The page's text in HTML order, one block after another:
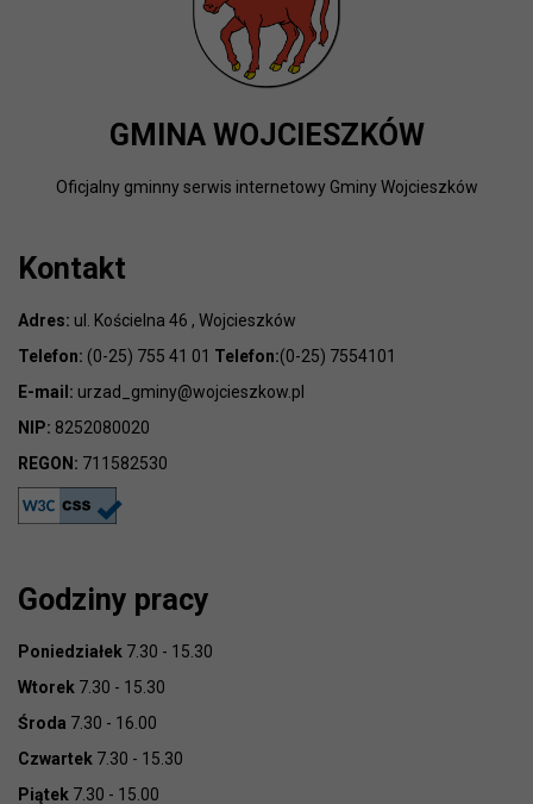
GMINA WOJCIESZKÓW
Oficjalny gminny serwis internetowy Gminy Wojcieszków
Kontakt
Adres: ul. Kościelna 46 , Wojcieszków
Telefon: (0-25) 755 41 01 Telefon:(0-25) 7554101
E-mail: urzad_gminy@wojcieszkow.pl
NIP: 8252080020
REGON: 711582530
Godziny pracy
Poniedziałek 7.30 - 15.30
Wtorek 7.30 - 15.30
Środa 7.30 - 16.00
Czwartek 7.30 - 15.30
Piątek 7.30 - 15.00